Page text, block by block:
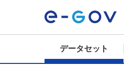
データセット